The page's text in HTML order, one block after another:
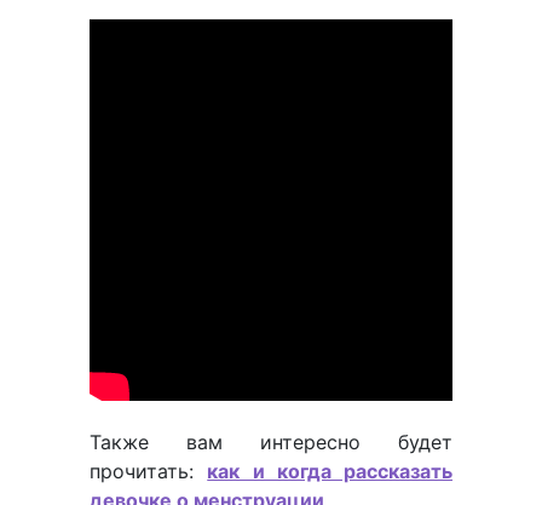
Также вам интересно будет
прочитать: как и когда рассказать